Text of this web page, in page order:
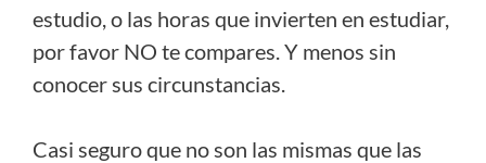
estudio, o las horas que invierten en estudiar,
por favor NO te compares. Y menos sin
conocer sus circunstancias.
Casi seguro que no son las mismas que las